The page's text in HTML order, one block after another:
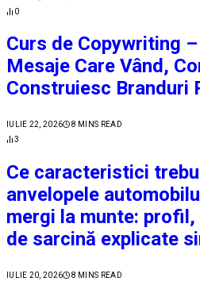
0
Curs de Copywriting
Mesaje Care Vând,
Construiesc Branduri
IULIE 22, 2026
8 MINS READ
3
Ce caracteristici
anvelopele
mergi la munte:
de sarcină explicate
IULIE 20, 2026 8 MINS READ